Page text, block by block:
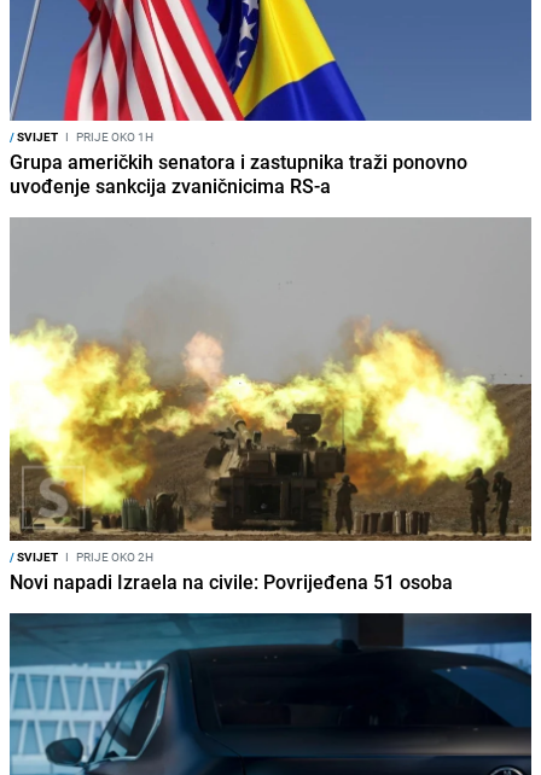
/SVIJET I PRIJE OKO 1H
Grupa američkih senatora i zastupnika traži ponovno
uvođenje sankcija zvaničnicima RS-a
/SVIJET I PRIJE OKO 2H
Novi napadi Izraela na civile: Povrijeđena 51 osoba